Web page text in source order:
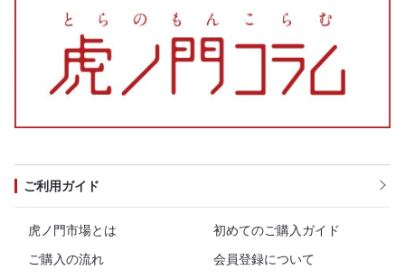
ご利用ガイド
虎ノ門市場とは
初めてのご購入ガイド
ご購入の流れ
会員登録について